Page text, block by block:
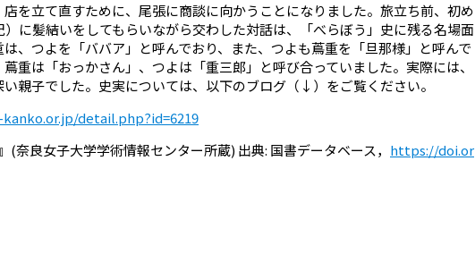
店を立て直すために、尾張に商談に向かうことになりました。旅立ち前、初め
に髪結いをしてもらいながら交わした対話は、「べらぼう」史に残る名場面
、つよを「ババア」と呼んでおり、また、つよも蔦重を「旦那様」と呼んで
重は「おっかさん」、つよは「重三郎」と呼び合っていました。実際には、
親子でした。史実については、以下のブログ（↓）をご覧ください。
detail.php?id=6219
(奈良女子大学学術情報センター所蔵) 出典: 国書データベース， https://doi.or